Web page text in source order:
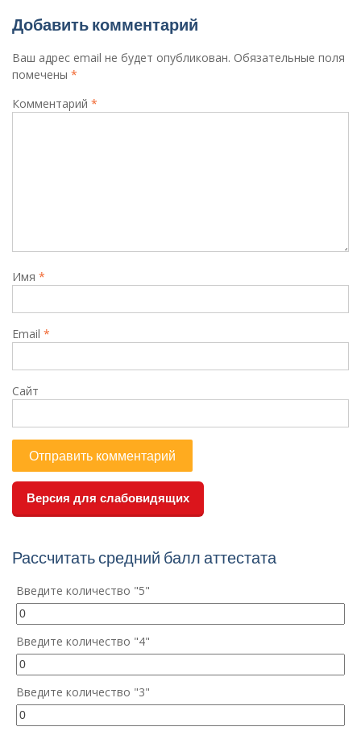
Добавить комментарий
Ваш адрес email не будет опубликован. Обязательные поля
помечены *
Комментарий *
Имя *
Email *
Сайт
Версия для слабовидящих
Рассчитать средний балл аттестата
Введите количество "5"
Введите количество "4"
Введите количество "3"